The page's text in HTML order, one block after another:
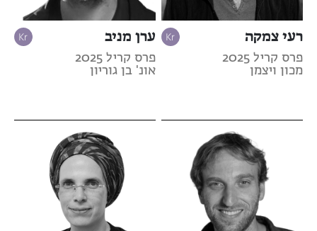
רעי צמקה
פרס קריל 2025
מכון ויצמן
ערן מניב
פרס קריל 2025
אונ' בן גוריון